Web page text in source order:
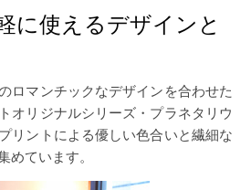
に使えるデザインと
ロマンチックなデザインを合わせた
オリジナルシリーズ・プラネタリウ
リントによる優しい色合いと繊細な
めています。